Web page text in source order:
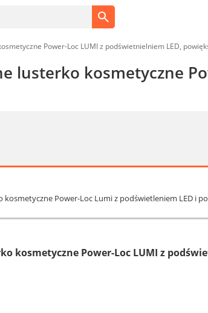
Power-Loc LUMI z podświetnielniem LED,
lusterko kosmetyczne
kosmetyczne Power-Loc Lumi z podświetleniem LED i
kosmetyczne Power-Loc LUMI z